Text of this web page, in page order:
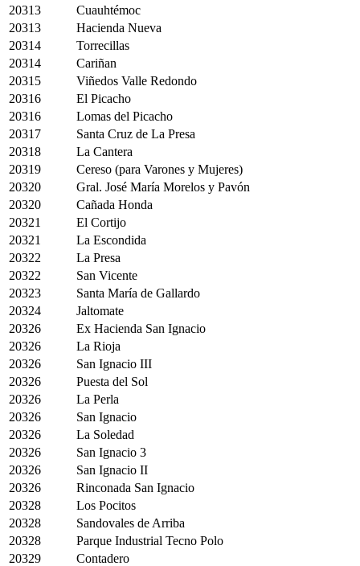
20313
Cuauhtémoc
20313
Hacienda Nueva
20314
Torrecillas
20314
Cariñan
20315
Viñedos Valle Redondo
20316
El Picacho
20316
Lomas del Picacho
20317
Santa Cruz de La Presa
20318
La Cantera
20319
Cereso (para Varones y Mujeres)
20320
Gral. José María Morelos y Pavón
20320
Cañada Honda
20321
El Cortijo
20321
La Escondida
20322
La Presa
20322
San Vicente
20323
Santa María de Gallardo
20324
Jaltomate
20326
Ex Hacienda San Ignacio
20326
La Rioja
20326
San Ignacio III
20326
Puesta del Sol
20326
La Perla
20326
San Ignacio
20326
La Soledad
20326
San Ignacio 3
20326
San Ignacio II
20326
Rinconada San Ignacio
20328
Los Pocitos
20328
Sandovales de Arriba
20328
Parque Industrial Tecno Polo
20329
Contadero